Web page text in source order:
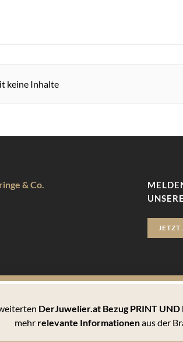
keine Inhalte
& Co.
bieten. Hierbei handelt es sich um kleine
Sie sämtlichen Cookies zustimmen oder
DerJuwelier.at Bezug PRINT UND
mehr relevante Informationenaus der